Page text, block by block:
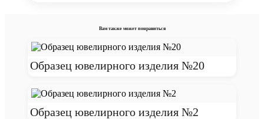
Вам также может понравиться
Образец ювелирного изделия №20
Образец ювелирного изделия №2